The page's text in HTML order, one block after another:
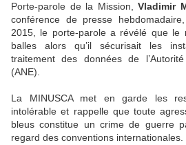
Porte-parole de la Mission,Vladimir
conférence de presse
2015, le porte-parole a révélé que le
balles alors qu’il sécurisait les
traitement des données de
(ANE).
L a MINUSCA met en garde les
intolérable et rappelle que toute
bleus constitue un crime de guerre
regard des conventions internationales.